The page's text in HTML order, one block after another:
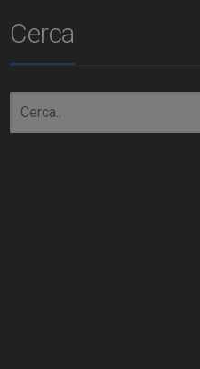
Cerca